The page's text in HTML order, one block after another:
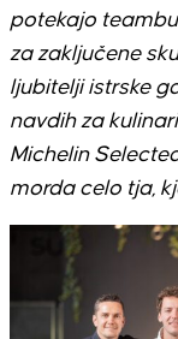
potekajo
za zaključene
ljubitelji istrske
navdih za
Michelin
morda celo tja,